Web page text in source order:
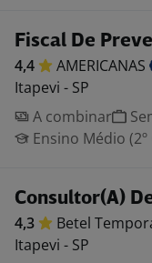
Fiscal De
4,4
AMERICANAS
Itapevi - SP
A combinar
Ensino Médio (2º
Consultor(A)
4,3 Betel
Itapevi - SP